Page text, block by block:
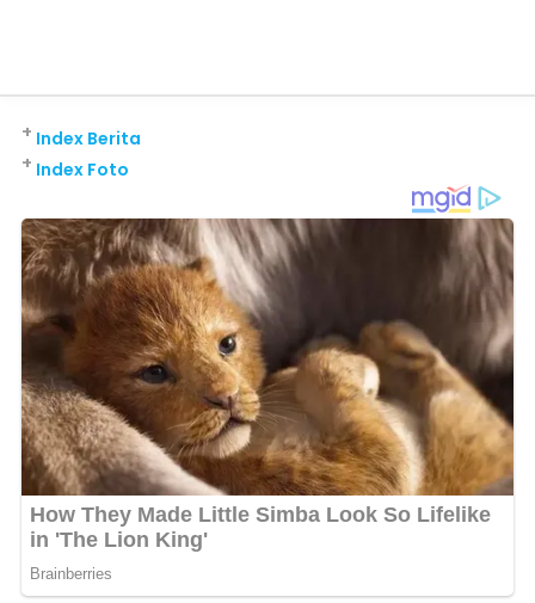
Index Berita
+
Index Foto
+